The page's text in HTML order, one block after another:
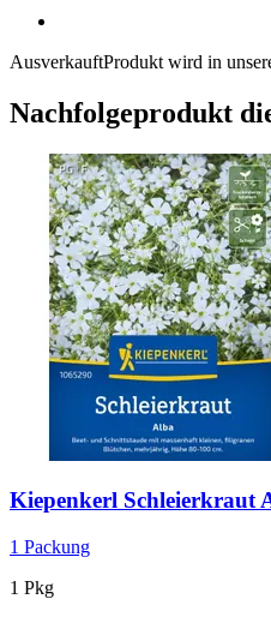
AusverkauftProdukt wird in
Nachfolgeprodukt
Kiepenkerl Schleierkraut
1 Packung
1 Pkg